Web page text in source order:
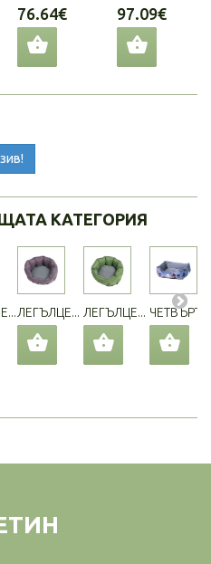
76.64€ 97.09€
КАТЕГОРИЯ
ЛЕГЪЛЦЕ... ЛЕГЪЛЦЕ...